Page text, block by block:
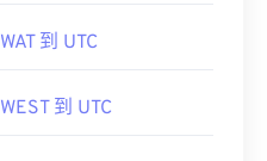
WAT 到 UTC
WEST 到 UTC